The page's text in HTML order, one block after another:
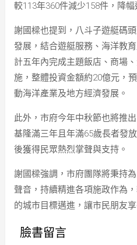
較113年360件減少158件，降幅
謝國樑也提到，八斗子遊艇碼
發展，結合遊艇服務、海洋教
計五年內完成主題飯店、商場
施，整體投資金額約20億元，
動海洋產業及地方經濟發展。
此外，市府今年中秋節也將推
基隆滿三年且年滿65歲長者發
後獲得民眾熱烈掌聲與支持。
謝國樑強調，市府團隊將秉持
聲音，持續精進各項施政作為
的城市目標邁進，讓市民朋友
臉書留言